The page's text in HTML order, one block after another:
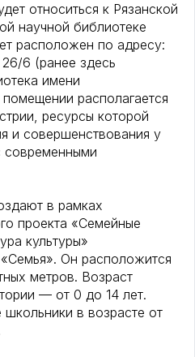
относиться к Рязанской
научной библиотеке
расположен по адресу:
6 (ранее здесь
имени
располагается
ресурсы которой
и совершенствования у
современными
в рамках
проекта «Семейные
культуры»
Он расположится
метров. Возраст
— от 0 до 14 лет.
в возрасте от